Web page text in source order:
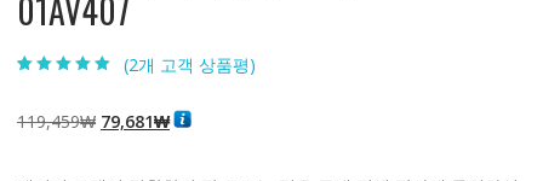
5점 만점에 점
으로 평가됨
(2개 고객 상품평)
119,459₩ 원
79,681₩현